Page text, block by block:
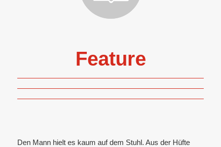
Feature
Den Mann hielt es kaum auf dem Stuhl. Aus der Hüfte